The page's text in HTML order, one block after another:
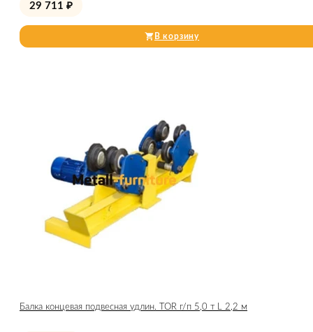
29 711 ₽
В корзину
Балка концевая подвесная удлин. TOR г/п 5,0 т L 2,2 м